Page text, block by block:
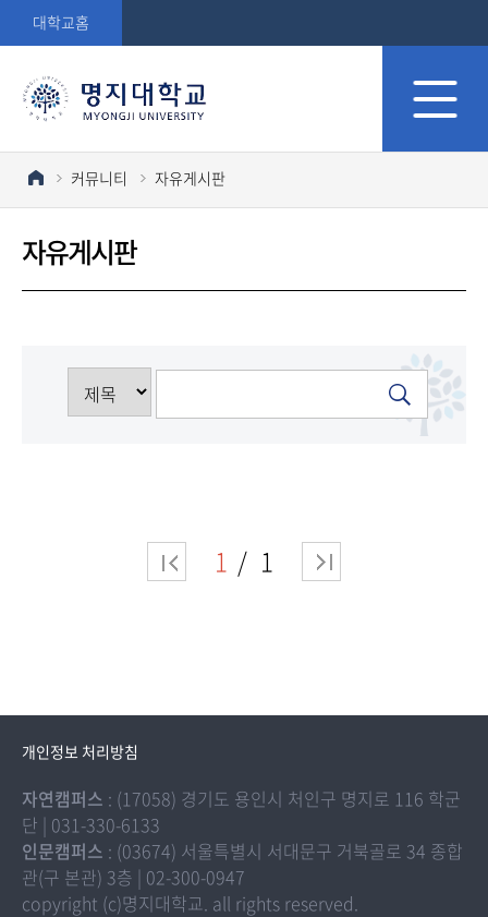
대학교홈
커뮤니티 자유게시판
자유게시판
1 1
개인정보 처리방침
자연캠퍼스 : (17058) 경기도 용인시 처인구 명지로 116 학군
단 | 031-330-6133
인문캠퍼스 : (03674) 서울특별시 서대문구 거북골로 34 종합
관(구 본관) 3층 | 02-300-0947
copyright (c)명지대학교. all rights reserved.